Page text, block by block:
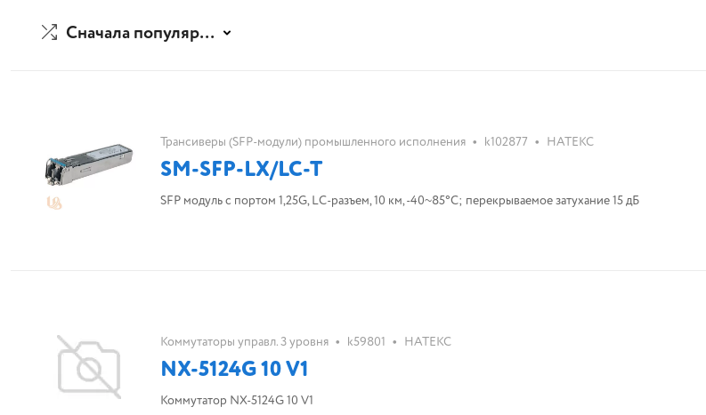
Сначала популярные
Трансиверы (SFP-модули) промышленного исполнения • k102877 • НАТЕКС
SM-SFP-LX/LC-T
SFP модуль с портом 1,25G, LC-разъем, 10 км, -40~85°C; перекрываемое затухание 15 дБ
Коммутаторы управл. 3 уровня • k59801 • НАТЕКС
NX-5124G 10 V1
Коммутатор NX-5124G 10 V1